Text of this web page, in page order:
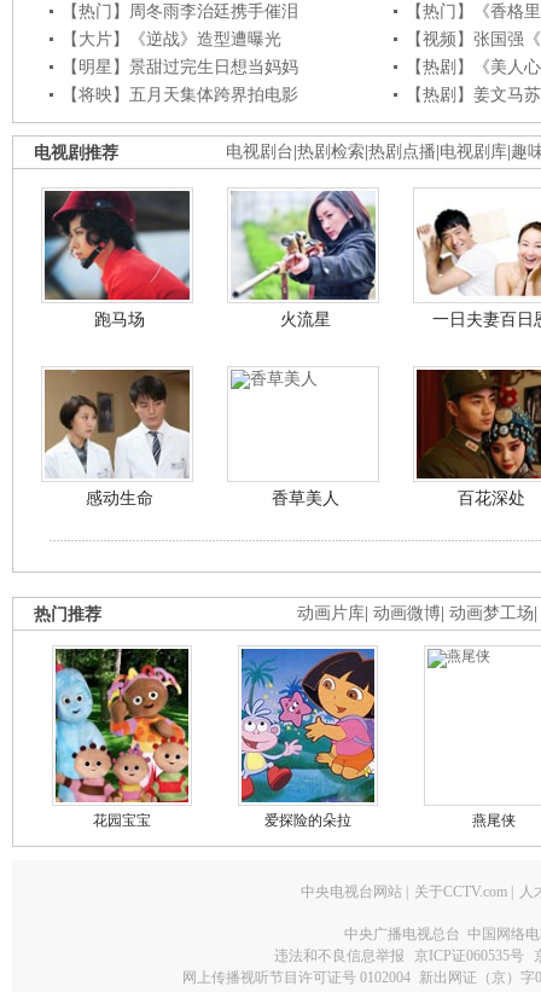
【热门】周冬雨李治廷携手催泪
【热门】《香格
【大片】《逆战》造型遭曝光
【视频】张国强
【明星】景甜过完生日想当妈妈
【热剧】《美人
【将映】五月天集体跨界拍电影
【热剧】姜文马
电视剧台 热剧检索 热剧点播 电视剧库 趣
电视剧推荐
跑马场 火流星 一日夫妻百日
感动生命 香草美人 百花深处
动画片库 动画微博 动画梦工场
热门推荐
花园宝宝 爱探险的朵拉 燕尾侠
中央电视台网站 关于CCTV.com 人
中央广播电视总台 中国网络
违法和不良信息举报
京ICP证060535号
网上传播视听节目许可证号 0102004 新出网证（京）